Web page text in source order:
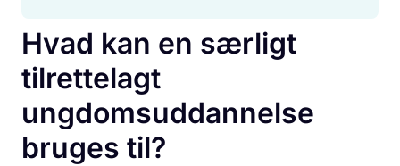
Hvad kan en særligt
tilrettelagt
ungdomsuddannelse
bruges til?